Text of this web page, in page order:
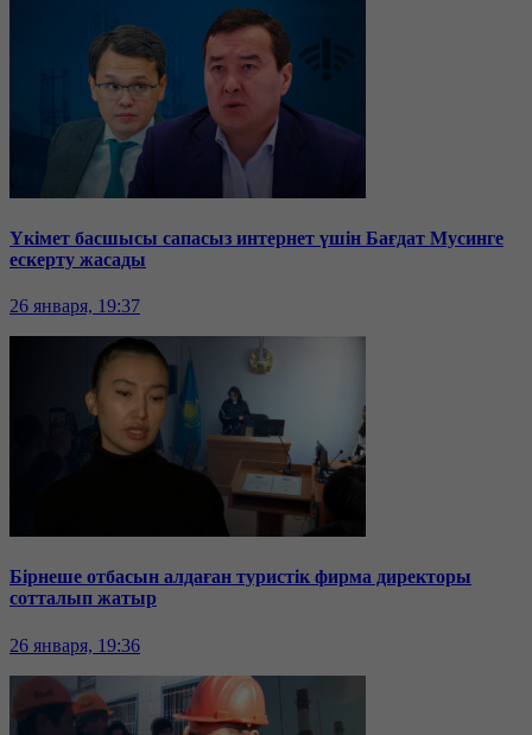
Үкімет басшысы сапасыз интернет үшін Бағдат Мусинге
ескерту жасады
26 января, 19:37
Бірнеше отбасын алдаған туристік фирма директоры
сотталып жатыр
26 января, 19:36